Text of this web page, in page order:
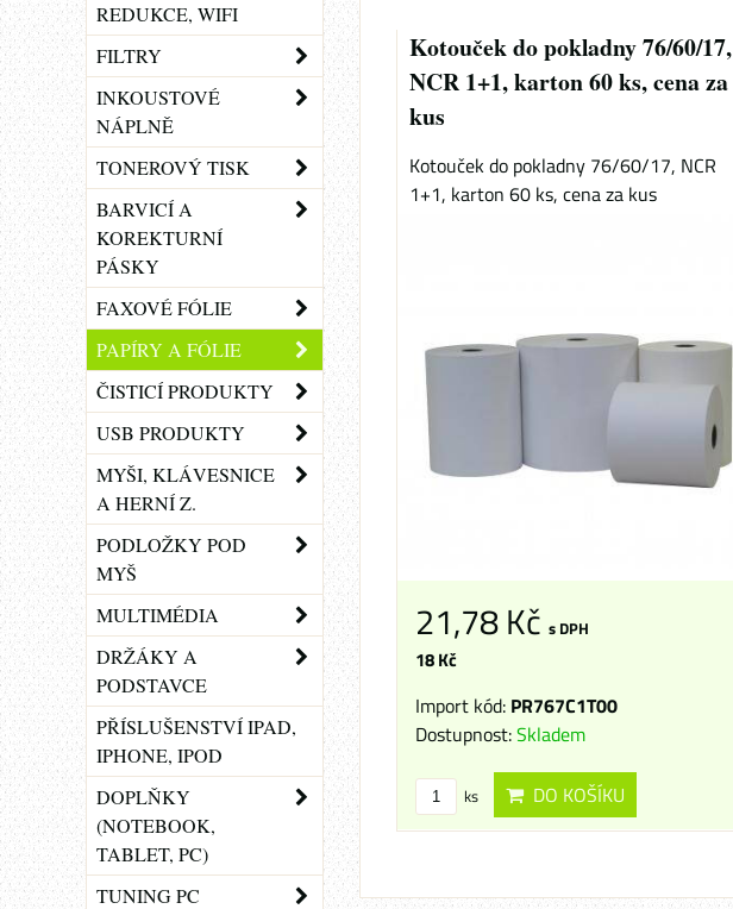
Mřížka
Kotouček do pokladny 76/60/17,
NCR 1+1, karton 60 ks, cena za
kus
Kotouček do pokladny 76/60/17, NCR
1+1, karton 60 ks, cena za kus
21,78 Kč s DPH
18 Kč
Import kód: PR767C1T00
Dostupnost:Skladem
ks DO KOŠÍKU
REDUKCE, WIFI
FILTRY
INKOUSTOVÉ
NÁPLNĚ
TONEROVÝ TISK
BARVICÍ A
KOREKTURNÍ
PÁSKY
FAXOVÉ FÓLIE
PAPÍRY A FÓLIE
ČISTICÍ PRODUKTY
USB PRODUKTY
MYŠI, KLÁVESNICE
A HERNÍ Z.
PODLOŽKY POD
MYŠ
MULTIMÉDIA
DRŽÁKY A
PODSTAVCE
PŘÍSLUŠENSTVÍ IPAD,
IPHONE, IPOD
DOPLŇKY
(NOTEBOOK,
TABLET, PC)
TUNING PC